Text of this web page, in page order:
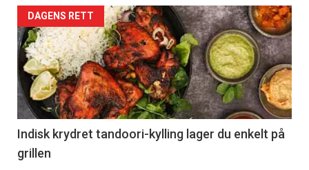
DAGENS RETT
Indisk krydret tandoori-kylling lager du enkelt på
grillen